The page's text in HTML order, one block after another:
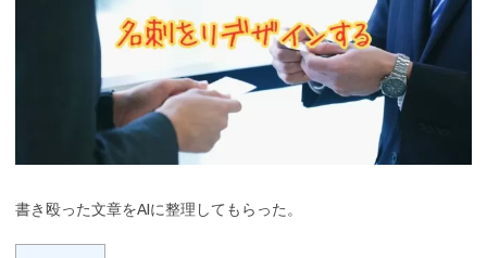
書き殴った文章をAIに整理してもらった。